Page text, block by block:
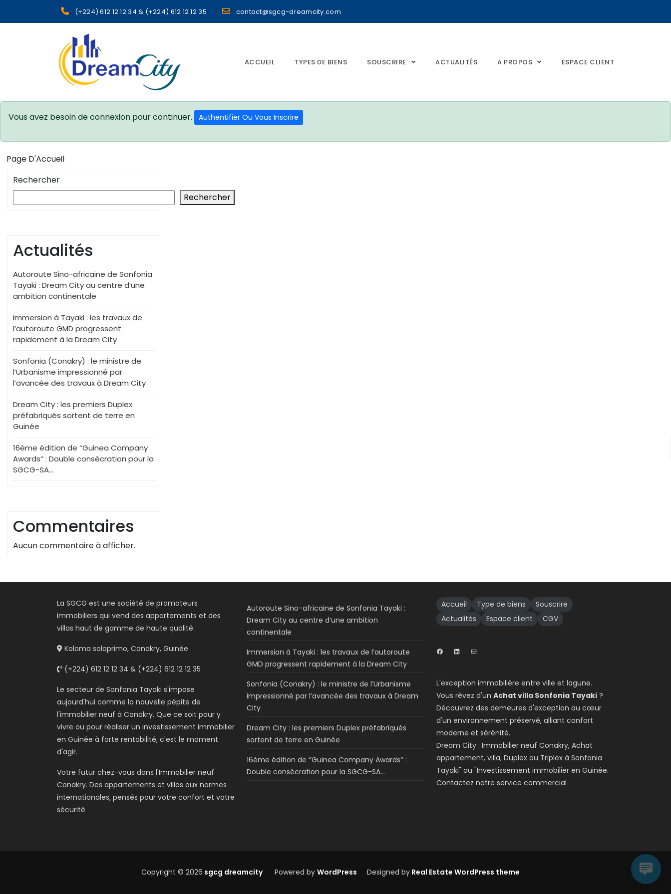
(+224) 612 12 12 34 & (+224) 612 12 12 35 contact@sgcg-dreamcity.com
sgcg dreamcity
ACCUEIL TYPES DE BIENS SOUSCRIRE ACTUALITÉS A PROPOS ESPACE CLIENT
Vous avez besoin de connexion pour continuer. Authentifier Ou Vous Inscrire
Page D'Accueil
Rechercher
Rechercher
Actualités
Autoroute Sino-africaine de Sonfonia
Tayaki : Dream City au centre d’une
ambition continentale
Immersion à Tayaki : les travaux de
l’autoroute GMD progressent
rapidement à la Dream City
Sonfonia (Conakry) : le ministre de
l’Urbanisme impressionné par
l’avancée des travaux à Dream City
Dream City : les premiers Duplex
préfabriqués sortent de terre en
Guinée
16ème édition de ‘’Guinea Company
Awards’’ : Double consécration pour la
SGCG-SA…
Commentaires
Aucun commentaire à afficher.
La SGCG est une société de promoteurs
immobiliers qui vend des appartements et des
villas haut de gamme de haute qualité.
Koloma soloprimo, Conakry, Guinée
(+224) 612 12 12 34 & (+224) 612 12 12 35
Le secteur de Sonfonia Tayaki s'impose
aujourd'hui comme la nouvelle pépite de
l'immobilier neuf à Conakry. Que ce soit pour y
vivre ou pour réaliser un investissement immobilier
en Guinée à forte rentabilité, c'est le moment
d'agir.
Votre futur chez-vous dans l'Immobilier neuf
Conakry. Des appartements et villas aux normes
internationales, pensés pour votre confort et votre
sécurité
Autoroute Sino-africaine de Sonfonia Tayaki :
Dream City au centre d’une ambition
continentale
Immersion à Tayaki : les travaux de l’autoroute
GMD progressent rapidement à la Dream City
Sonfonia (Conakry) : le ministre de l’Urbanisme
impressionné par l’avancée des travaux à Dream
City
Dream City : les premiers Duplex préfabriqués
sortent de terre en Guinée
16ème édition de ‘’Guinea Company Awards’’ :
Double consécration pour la SGCG-SA…
Accueil Type de biens
Souscrire
Actualités
Espace client CGV
L'exception immobilière entre ville et lagune.
Vous rêvez d'un Achat villa Sonfonia Tayaki ?
Découvrez des demeures d'exception au cœur
d'un environnement préservé, alliant confort
moderne et sérénité.
Dream City : Immobilier neuf Conakry, Achat
appartement, villa, Duplex ou Triplex à Sonfonia
Tayaki" ou "Investissement immobilier en Guinée.
Contactez notre service commercial
Copyright © 2026 sgcg dreamcity Powered by WordPress Designed by Real Estate WordPress theme